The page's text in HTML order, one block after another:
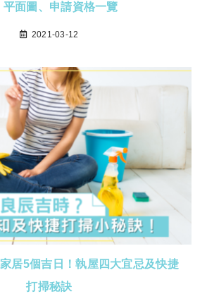
平面圖、申請資格一覽
2021-03-12
家居5個吉日！執屋四大宜忌及快捷
打掃秘訣